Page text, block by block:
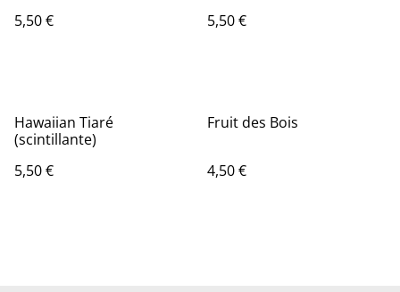
5,50 €
5,50 €
Hawaiian Tiaré
(scintillante)
5,50 €
Fruit des Bois
4,50 €